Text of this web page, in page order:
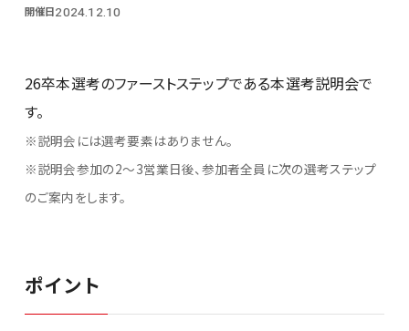
開催日2024.12.10
26卒本選考のファーストステップである本選考説明会で
す。
※説明会には選考要素はありません。
※説明会参加の2～3営業日後、参加者全員に次の選考ステップ
のご案内をします。
ポイント